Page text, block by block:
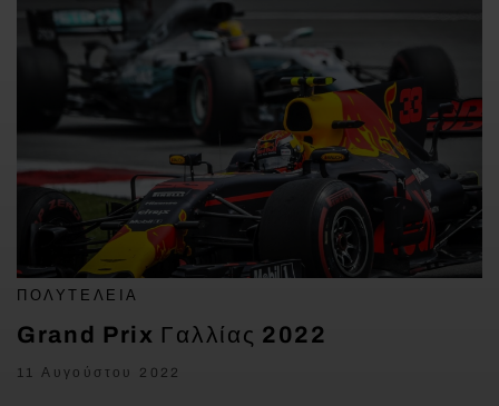
ΠΟΛΥΤΈΛΕΙΑ
Grand Prix Γαλλίας 2022
11 Αυγούστου 2022